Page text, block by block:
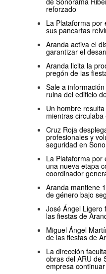
reforzado
La Plataforma por
sus pancartas
Aranda activa el
garantizar el
Aranda licita la
pregón de las
Sale a
ruina del edificio
Un hombre
mientras
Cruz Roja
profesionales y
seguridad en
La Plataforma por
una nueva etapa
coordinador
Aranda mantiene
de género bajo
José Ángel Ligero
las fiestas de
Miguel Ángel
de las fiestas de
La dirección
obras del ARU de
empresa